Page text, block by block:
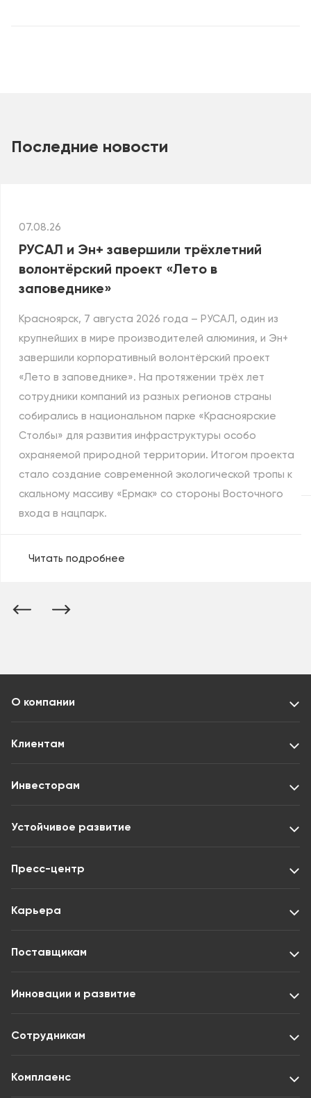
Последние новости
07.08.26
РУСАЛ и Эн+ завершили трёхлетний
волонтёрский проект «Лето в
заповеднике»
Красноярск, 7 августа 2026 года – РУСАЛ, один из
крупнейших в мире производителей алюминия, и Эн+
завершили корпоративный волонтёрский проект
«Лето в заповеднике». На протяжении трёх лет
сотрудники компаний из разных регионов страны
собирались в национальном парке «Красноярские
Столбы» для развития инфраструктуры особо
охраняемой природной территории. Итогом проекта
стало создание современной экологической тропы к
скальному массиву «Ермак» со стороны Восточного
входа в нацпарк.
Читать подробнее
О компании
Клиентам
Инвесторам
Устойчивое развитие
Пресс-центр
Карьера
Поставщикам
Инновации и развитие
Сотрудникам
Комплаенс